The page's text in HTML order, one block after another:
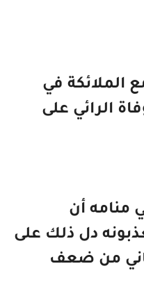
الملائكة في
الرائي على
منامه أن
دل ذلك على
من ضعف